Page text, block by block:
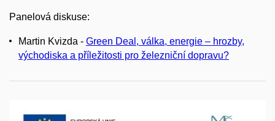
Panelová diskuse:
Martin Kvizda - Green Deal, válka, energie – hrozby,
východiska a příležitosti pro železniční dopravu?